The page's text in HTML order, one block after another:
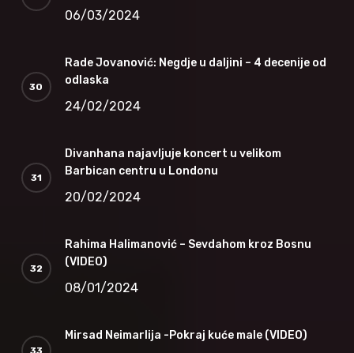
06/03/2024
Rade Jovanović: Negdje u daljini – 4 decenije od
odlaska
24/02/2024
Divanhana najavljuje koncert u velikom
Barbican centru u Londonu
20/02/2024
Rahima Halimanović – Sevdahom kroz Bosnu
(VIDEO)
08/01/2024
Mirsad Neimarlija -Pokraj kuće male (VIDEO)